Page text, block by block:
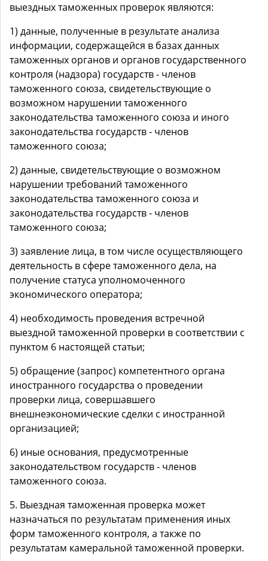
выездных таможенных проверок являются:
1) данные, полученные в результате анализа
информации, содержащейся в базах данных
таможенных органов и органов государственного
контроля (надзора) государств - членов
таможенного союза, свидетельствующие о
возможном нарушении таможенного
законодательства таможенного союза и иного
законодательства государств - членов
таможенного союза;
2) данные, свидетельствующие о возможном
нарушении требований таможенного
законодательства таможенного союза и
законодательства государств - членов
таможенного союза;
3) заявление лица, в том числе осуществляющего
деятельность в сфере таможенного дела, на
получение статуса уполномоченного
экономического оператора;
4) необходимость проведения встречной
выездной таможенной проверки в соответствии с
пунктом 6 настоящей статьи;
5) обращение (запрос) компетентного органа
иностранного государства о проведении
проверки лица, совершавшего
внешнеэкономические сделки с иностранной
организацией;
6) иные основания, предусмотренные
законодательством государств - членов
таможенного союза.
5. Выездная таможенная проверка может
назначаться по результатам применения иных
форм таможенного контроля, а также по
результатам камеральной таможенной проверки.